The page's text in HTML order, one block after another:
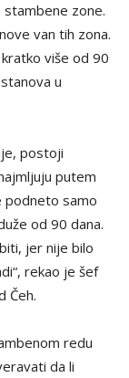
stambene zone.
van tih zona.
više od 90
u
postoji
putem
podneto samo
od 90 dana.
jer nije bilo
rekao je šef
Čeh.
redu
da li